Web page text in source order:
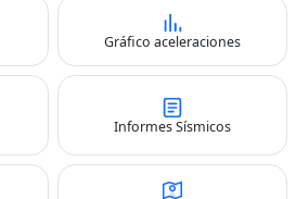
Gráfico aceleraciones
Informes Sísmicos